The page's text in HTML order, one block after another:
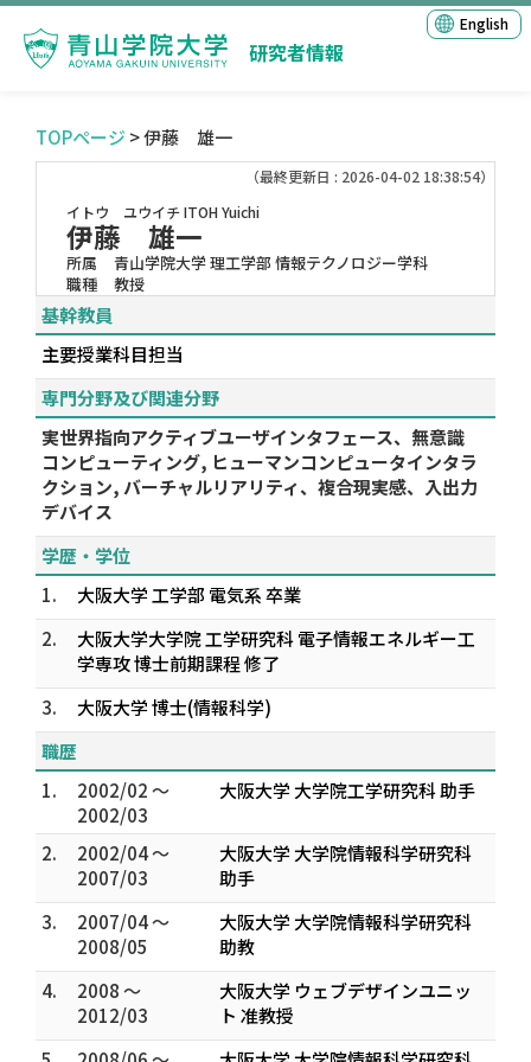
研究者情報
English
TOPページ > 伊藤 雄一
（最終更新日 : 2026-04-02 18:38:54）
イトウ ユウイチITOH Yuichi
伊藤 雄一
所属
青山学院大学 理工学部 情報テクノロジー学科
職種
教授
基幹教員
主要授業科目担当
専門分野及び関連分野
実世界指向アクティブユーザインタフェース、無意識
コンピューティング, ヒューマンコンピュータインタラ
クション, バーチャルリアリティ、複合現実感、入出力
デバイス
学歴・学位
1.
大阪大学 工学部 電気系 卒業
2.
大阪大学大学院 工学研究科 電子情報エネルギー工
学専攻 博士前期課程 修了
3.
大阪大学 博士(情報科学)
職歴
1.
2002/02 ～
2002/03
大阪大学 大学院工学研究科 助手
2.
2002/04 ～
2007/03
大阪大学 大学院情報科学研究科
助手
3.
2007/04 ～
2008/05
大阪大学 大学院情報科学研究科
助教
4.
2008 ～
2012/03
大阪大学 ウェブデザインユニッ
ト 准教授